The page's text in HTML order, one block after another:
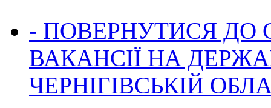
- ПОВЕРНУТИСЯ ДО
ВАКАНСІЇ НА
ЧЕРНІГІВСЬКІЙ